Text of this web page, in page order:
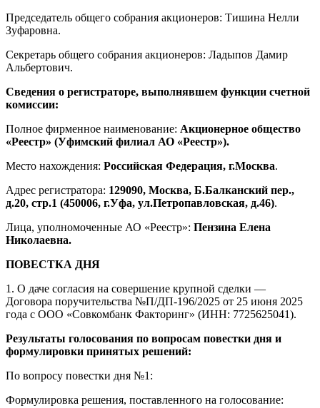
Председатель общего собрания акционеров: Тишина Нелли
Зуфаровна.
Секретарь общего собрания акционеров: Ладыпов Дамир
Альбертович.
Сведения о регистраторе, выполнявшем функции счетной
комиссии:
Полное фирменное наименование: Акционерное общество
«Реестр» (Уфимский филиал АО «Реестр»).
Место нахождения: Российская Федерация, г.Москва.
Адрес регистратора: 129090, Москва, Б.Балканский пер.,
д.20, стр.1 (450006, г.Уфа, ул.Петропавловская, д.46).
Лица, уполномоченные АО «Реестр»: Пензина Елена
Николаевна.
ПОВЕСТКА ДНЯ
1. О даче согласия на совершение крупной сделки —
Договора поручительства №П/ДП-196/2025 от 25 июня 2025
года с ООО «Совкомбанк Факторинг» (ИНН: 7725625041).
Результаты голосования по вопросам повестки дня и
формулировки принятых решений:
По вопросу повестки дня №1:
Формулировка решения, поставленного на голосование: